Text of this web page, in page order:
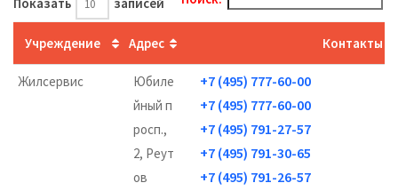
Учреждение Адрес Контакты
Жилсервис
Юбиле
йный п
росп.,
2, Реут
ов
+7 (495) 777-60-00
+7 (495) 777-60-00
+7 (495) 791-27-57
+7 (495) 791-30-65
+7 (495) 791-26-57